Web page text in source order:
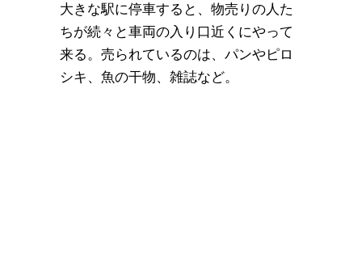
大きな駅に停車すると、物売りの人た
ちが続々と車両の入り口近くにやって
来る。売られているのは、パンやピロ
シキ、魚の干物、雑誌など。